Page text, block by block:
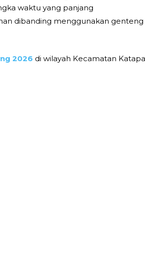
waktu yang panjang
dibanding menggunakan
2026 di wilayah Kecamatan